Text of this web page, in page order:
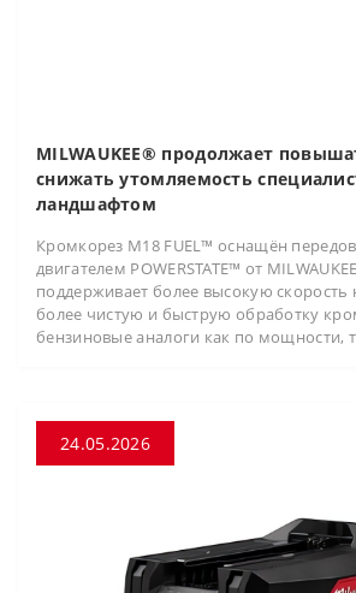
MILWAUKEE® продолжает
снижать утомляемость
ландшафтом
Кромкорез M18 FUEL™ оснащён
двигателем POWERSTATE™ от
поддерживает более высокую скорость
более чистую и быструю обработку
бензиновые аналоги как по мощности,
24.05.2026